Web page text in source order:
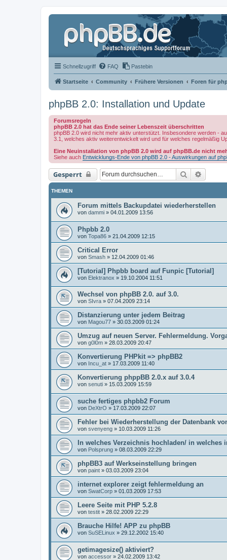
Schnellzugriff FAQ Pastebin
Startseite Community Frühere Versionen Foren für
phpBB 2.0: Installation und Update
Forumsregeln
phpBB 2.0 hat das Ende seiner Lebenszeit überschritten
phpBB 2.0 wird nicht mehr aktiv unterstützt. Insbesondere werden -
3.1, welches aktiv weiterentwickelt wird und für welches regelmäßig
Eine Neuinstallation von phpBB 2.0 wird auf phpBB.de nicht
Siehe auch Entwicklungs-Ende von phpBB 2.0 - Auswirkungen auf
Gesperrt Suche
THEMEN
Forum mittels Backupdatei wiederherstellen
von dammi » 04.01.2009 13:56
Phpbb 2.0
von Topa86 » 21.04.2009 12:15
Critical Error
von Smash » 12.04.2009 01:46
[Tutorial] Phpbb board auf Funpic [Tutorial]
von Elektranox » 19.10.2004 11:51
Wechsel von phpBB 2.0. auf 3.0.
von SIvra » 07.04.2009 23:14
Distanzierung unter jedem Beitrag
von Magou77 » 30.03.2009 01:24
Umzug auf neuen Server. Fehlermeldung.
von g0l0m » 28.03.2009 20:47
Konvertierung PHPkit => phpBB2
von Incu_at » 17.03.2009 11:40
Konvertierung phppBB 2.0.x auf 3.0.4
von senuti » 15.03.2009 15:59
suche fertiges phpbb2 Forum
von DeXtrO » 17.03.2009 22:07
Fehler bei Wiederherstellung der Datenbank
von svenyeng » 10.03.2009 11:26
In welches Verzeichnis hochladen/ in welches
von Polsprung » 08.03.2009 22:29
phpBB3 auf Werkseinstellung bringen
von paint » 03.03.2009 23:04
internet explorer zeigt fehlermeldung an
von SwatCorp » 01.03.2009 17:53
Leere Seite mit PHP 5.2.8
von testit » 28.02.2009 22:29
Brauche Hilfe! APP zu phpBB
von SuSELinux » 29.12.2002 15:40
getimagesize() aktiviert?
von accessor » 24.02.2009 13:42